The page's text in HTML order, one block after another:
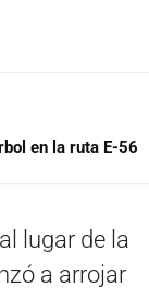
en la ruta E-56
lugar de la
a arrojar